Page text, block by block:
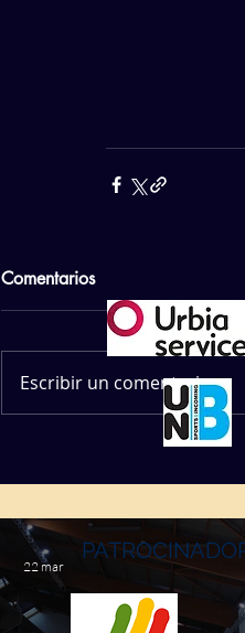
Comentarios
Escribir un comentario...
22 mar